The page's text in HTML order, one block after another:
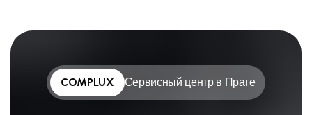
COMPLUX Сервисный центр в Праге